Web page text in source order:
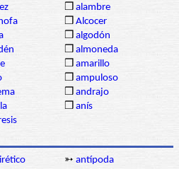
❒ alambre
❒ Alcocer
❒ algodón
❒ almoneda
❒ amarillo
❒ ampuloso
❒ andrajo
❒ anís
➳ antípoda